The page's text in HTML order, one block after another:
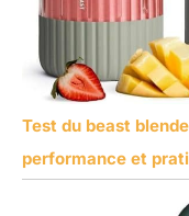
Test du beast
performance et